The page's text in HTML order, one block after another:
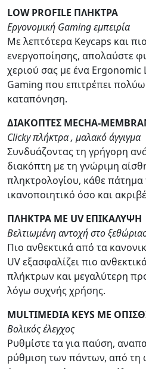
LOW PROFILE ΠΛΗΚΤΡΑ
Εργονομική Gaming εμπειρία
Με λεπτότερα Keycaps και
ενεργοποίησης, απολαύστε
χεριού σας με ένα
Gaming που επιτρέπει
καταπόνηση.
ΔΙΑΚΟΠΤΕΣ MECHA-
Clicky πλήκτρα , μαλακό άγγιγμα
Συνδυάζοντας τη γρήγορη
διακόπτη με τη γνώριμη
πληκτρολογίου, κάθε πάτημα
ικανοποιητικό όσο και
ΠΛΗΚΤΡΑ ΜΕ UV ΕΠΙΚΑΛΥΨΗ
Βελτιωμένη αντοχή στο
Πιο ανθεκτικά από τα
UV εξασφαλίζει πιο
πλήκτρων και μεγαλύτερη
λόγω συχνής χρήσης.
MULTIMEDIA KEYS ΜΕ
Βολικός έλεγχος
Ρυθμίστε τα για παύση,
ρύθμιση των πάντων, από τη